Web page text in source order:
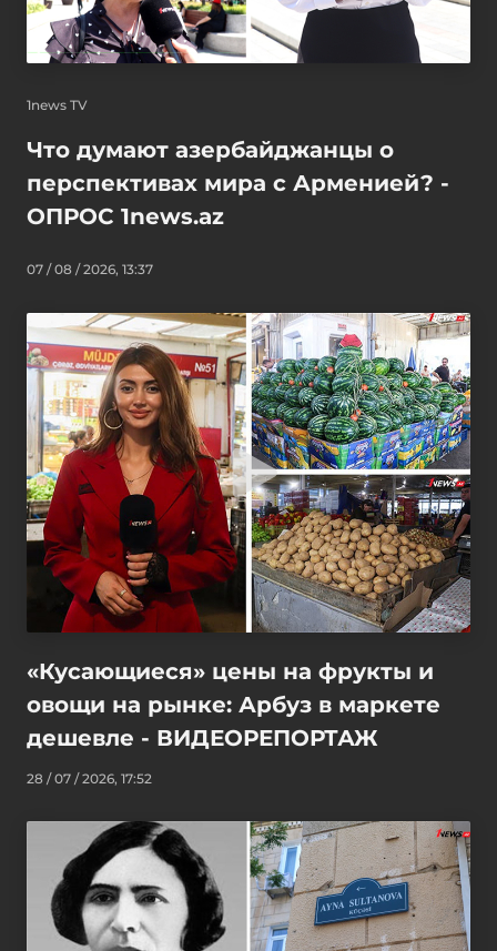
1news TV
Что думают азербайджанцы о
перспективах мира с Арменией? -
ОПРОС 1news.az
07 / 08 / 2026, 13:37
«Кусающиеся» цены на фрукты и
овощи на рынке: Арбуз в маркете
дешевле - ВИДЕОРЕПОРТАЖ
28 / 07 / 2026, 17:52